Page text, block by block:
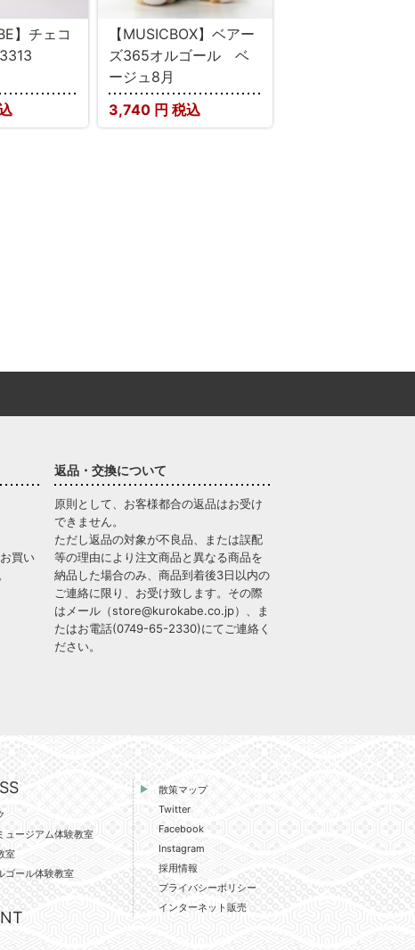
】チェコ
【MUSICBOX】ベアー
ズ365オルゴール ベ
ージュ8月
3,740 円 税込
買い
返品・交換について
原則として、お客様都合の返品はお受け
できません。
ただし返品の対象が不良品、または誤配
等の理由により注文商品と異なる商品を
納品した場合のみ、商品到着後3日以内の
ご連絡に限り、お受け致します。その際
はメール（store@kurokabe.co.jp）、ま
たはお電話(0749-65-2330)にてご連絡く
ださい。
ュージアム体験教室
室
ゴール体験教室
散策マップ
Twitter
Facebook
Instagram
採用情報
プライバシーポリシー
インターネット販売